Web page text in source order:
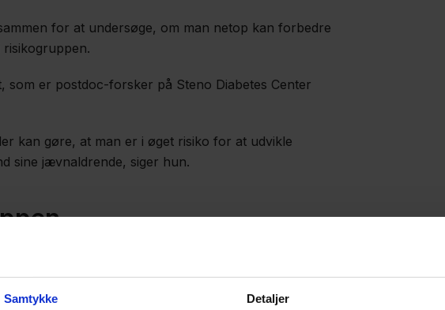
Samtykke Detaljer
for at undersøge, om man netop kan forbedre
som er postdoc-forsker på Steno Diabetes Center
kan gøre, at man er i øget risiko for at udvikle
sine jævnaldrende, siger hun.
inflammationsmarkører hos nydiagnosticerede med